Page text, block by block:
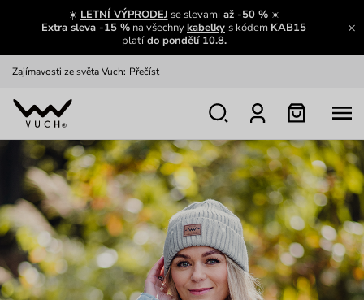
☀️ LETNÍ VÝPRODEJ se slevamiaž -50 %☀️
Extra sleva -15 % na všechnykabelky s kódem KAB15
platído pondělí 10.8.
Zajímavosti ze světa Vuch: Přečíst
Výměna a vrácení zdarma
Nech se inspirovat Ukázat